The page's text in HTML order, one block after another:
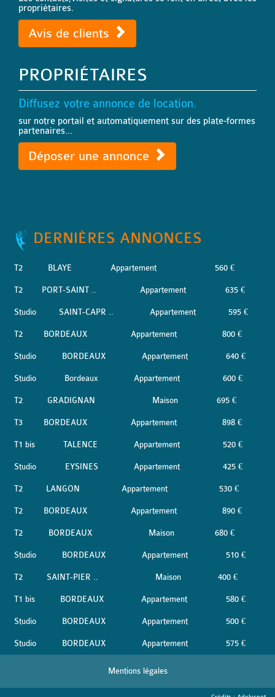
propriétaires.
Avis de clients
PROPRIÉTAIRES
Diffusez votre annonce de location.
sur notre portail et automatiquement sur des plate-formes
partenaires...
Déposer une annonce
DERNIÈRES ANNONCES
T2 BLAYE Appartement 560 €
T2 PORT-SAINT .. Appartement 635 €
Studio SAINT-CAPR .. Appartement 595 €
T2 BORDEAUX Appartement 800 €
Studio BORDEAUX Appartement 640 €
Studio Bordeaux Appartement 600 €
T2 GRADIGNAN Maison 695 €
T3 BORDEAUX Appartement 898 €
T1 bis TALENCE Appartement 520 €
Studio EYSINES Appartement 425 €
T2 LANGON Appartement 530 €
T2 BORDEAUX Appartement 890 €
T2 BORDEAUX Maison 680 €
Studio BORDEAUX Appartement 510 €
T2 SAINT-PIER .. Maison 400 €
T1 bis BORDEAUX Appartement 580 €
Studio BORDEAUX Appartement 500 €
Studio BORDEAUX Appartement 575 €
Mentions légales